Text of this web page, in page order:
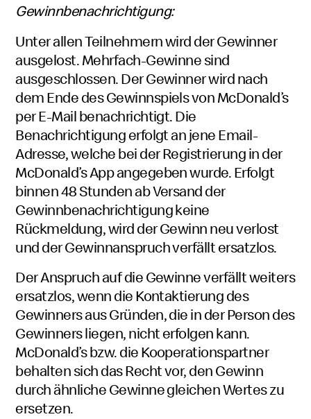
Gewinnbenachrichtigung:
Unter allen Teilnehmern wird der Gewinner
ausgelost. Mehrfach-Gewinne sind
ausgeschlossen. Der Gewinner wird nach
dem Ende des Gewinnspiels von McDonald’s
per E-Mail benachrichtigt. Die
Benachrichtigung erfolgt an jene Email-
Adresse, welche bei der Registrierung in der
McDonald’s App angegeben wurde. Erfolgt
binnen 48 Stunden ab Versand der
Gewinnbenachrichtigung keine
Rückmeldung, wird der Gewinn neu verlost
und der Gewinnanspruch verfällt ersatzlos.
Der Anspruch auf die Gewinne verfällt weiters
ersatzlos, wenn die Kontaktierung des
Gewinners aus Gründen, die in der Person des
Gewinners liegen, nicht erfolgen kann.
McDonald’s bzw. die Kooperationspartner
behalten sich das Recht vor, den Gewinn
durch ähnliche Gewinne gleichen Wertes zu
ersetzen.